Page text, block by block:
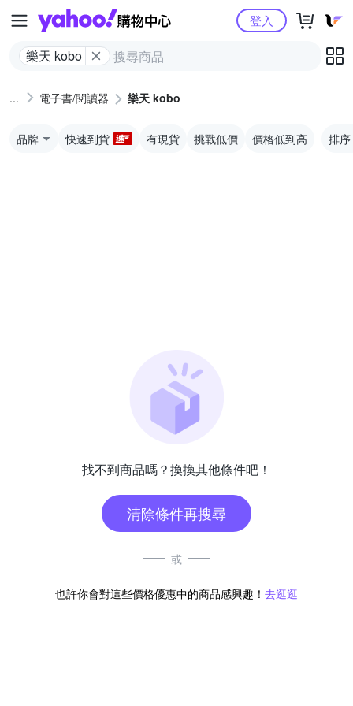
Yahoo購物中心
樂天 kobo
登入
電子書/閱讀器 樂天 kobo
品牌 快速到貨 有現貨 挑戰低價 價格低到高 排序
找不到商品嗎？換換其他條件吧！
清除條件再搜尋
或
也許你會對這些價格優惠中的商品感興趣！ 去逛逛